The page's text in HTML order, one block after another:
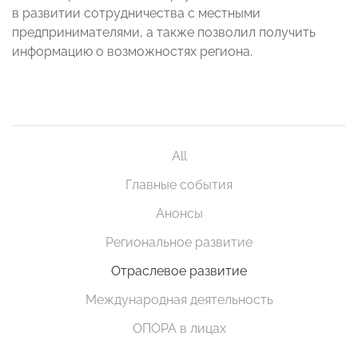
в развитии сотрудничества c местными
предпринимателями, а также позволил получить
информацию о возможностях региона.
All
Главные события
Анонсы
Региональное развитие
Отраслевое развитие
Международная деятельность
ОПОРА в лицах